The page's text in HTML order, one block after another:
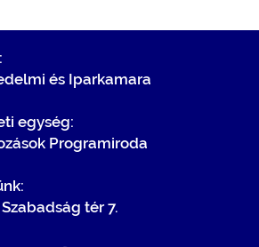
és Iparkamara
egység:
Programiroda
tér 7.